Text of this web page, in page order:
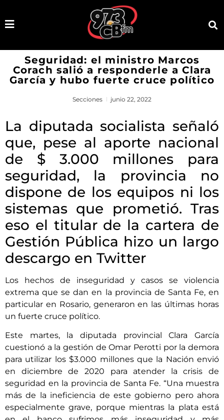
Seguridad: el ministro Marcos
Corach salió a responderle a Clara
García y hubo fuerte cruce político
Secciones junio 22, 2022
La diputada socialista señaló
que, pese al aporte nacional
de $ 3.000 millones para
seguridad, la provincia no
dispone de los equipos ni los
sistemas que prometió. Tras
eso el titular de la cartera de
Gestión Pública hizo un largo
descargo en Twitter
Los hechos de inseguridad y casos se violencia
extrema que se dan en la provincia de Santa Fe, en
particular en Rosario, generaron en las últimas horas
un fuerte cruce político.
Este martes, la diputada provincial Clara García
cuestionó a la gestión de Omar Perotti por la demora
para utilizar los $3.000 millones que la Nación envió
en diciembre de 2020 para atender la crisis de
seguridad en la provincia de Santa Fe. “Una muestra
más de la ineficiencia de este gobierno pero ahora
especialmente grave, porque mientras la plata está